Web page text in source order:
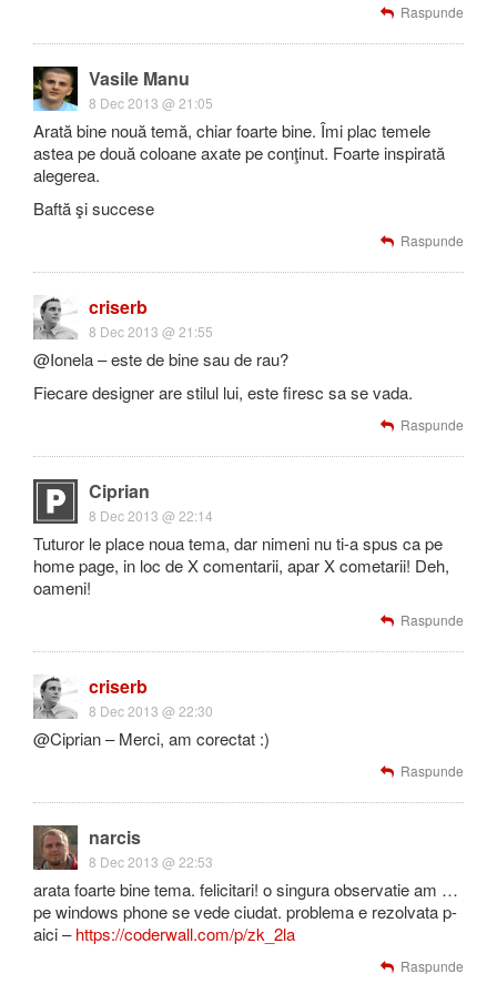
Raspunde
Vasile Manu
8 Dec 2013 @ 21:05
Arată bine nouă temă, chiar foarte bine. Îmi plac temele
astea pe două coloane axate pe conţinut. Foarte inspirată
alegerea.
Baftă şi succese
Raspunde
criserb
8 Dec 2013 @ 21:55
@Ionela – este de bine sau de rau?
Fiecare designer are stilul lui, este firesc sa se vada.
Raspunde
Ciprian
8 Dec 2013 @ 22:14
Tuturor le place noua tema, dar nimeni nu ti-a spus ca pe
home page, in loc de X comentarii, apar X cometarii! Deh,
oameni!
Raspunde
criserb
8 Dec 2013 @ 22:30
@Ciprian – Merci, am corectat :)
Raspunde
narcis
8 Dec 2013 @ 22:53
arata foarte bine tema. felicitari! o singura observatie am …
pe windows phone se vede ciudat. problema e rezolvata p-
aici –https://coderwall.com/p/zk_2la
Raspunde